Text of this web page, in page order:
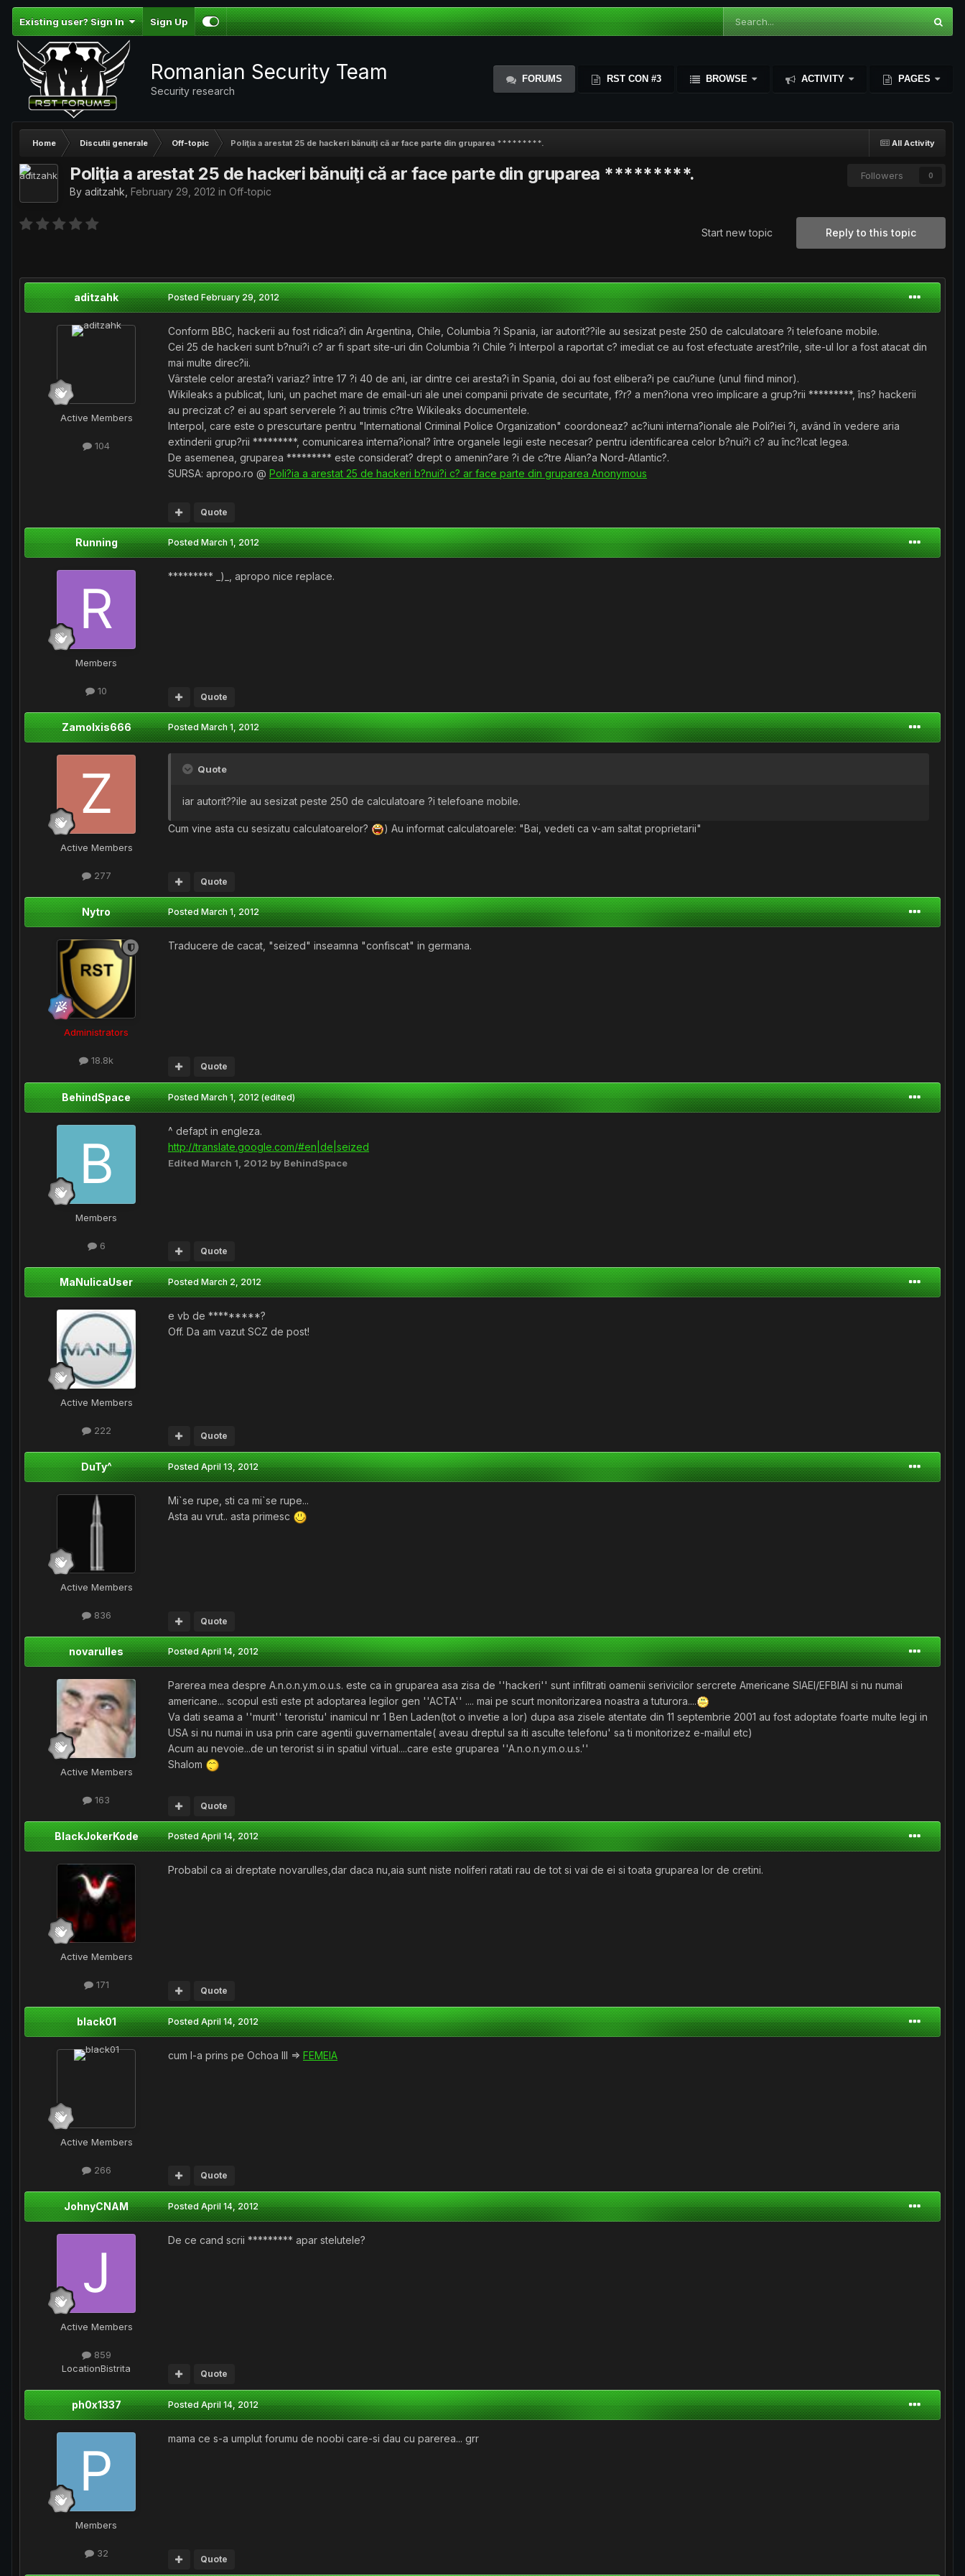
Existing user? Sign In Sign Up
Romanian Security Team
Security research
FORUMS RST CON #3 BROWSE ACTIVITY PAGES
All Activity
Home Discutii generale Off-topic Poliţia a arestat 25 de hackeri bănuiţi că ar face parte din gruparea *********.
Followers 0
Poliţia a arestat 25 de hackeri bănuiţi că ar face parte din gruparea *********.
By aditzahk February 29, 2012 in Off-topic
Reply to this topic
Start new topic
aditzahk
Active Members
104
PostedFebruary 29, 2012
Conform BBC, hackerii au fost ridica?i din Argentina, Chile, Columbia ?i Spania, iar autorit??ile au sesizat peste 250 de calculatoare ?i telefoane mobile.
Cei 25 de hackeri sunt b?nui?i c? ar fi spart site-uri din Columbia ?i Chile ?i Interpol a raportat c? imediat ce au fost efectuate arest?rile, site-ul lor a fost atacat din
mai multe direc?ii.
Vârstele celor aresta?i variaz? între 17 ?i 40 de ani, iar dintre cei aresta?i în Spania, doi au fost elibera?i pe cau?iune (unul fiind minor).
Wikileaks a publicat, luni, un pachet mare de email-uri ale unei companii private de securitate, f?r? a men?iona vreo implicare a grup?rii *********, îns? hackerii
au precizat c? ei au spart serverele ?i au trimis c?tre Wikileaks documentele.
Interpol, care este o prescurtare pentru "International Criminal Police Organization" coordoneaz? ac?iuni interna?ionale ale Poli?iei ?i, având în vedere aria
extinderii grup?rii *********, comunicarea interna?ional? între organele legii este necesar? pentru identificarea celor b?nui?i c? au înc?lcat legea.
De asemenea, gruparea ********* este considerat? drept o amenin?are ?i de c?tre Alian?a Nord-Atlantic?.
SURSA: apropo.ro @ Poli?ia a arestat 25 de hackeri b?nui?i c? ar face parte din gruparea Anonymous
Quote
Running
Members
10
PostedMarch 1, 2012
********* _)_, apropo nice replace.
Quote
Zamolxis666
Active Members
277
PostedMarch 1, 2012
Quote
iar autorit??ile au sesizat peste 250 de calculatoare ?i telefoane mobile.
Cum vine asta cu sesizatu calculatoarelor? ) Au informat calculatoarele: "Bai, vedeti ca v-am saltat proprietarii"
Quote
Nytro
Administrators
18.8k
PostedMarch 1, 2012
Traducere de cacat, "seized" inseamna "confiscat" in germana.
Quote
BehindSpace
Members
6
PostedMarch 1, 2012 (edited)
^ defapt in engleza.
http://translate.google.com/#en|de|seized
Edited March 1, 2012 by BehindSpace
Quote
MaNulicaUser
Active Members
222
PostedMarch 2, 2012
e vb de *********?
Off. Da am vazut SCZ de post!
Quote
DuTy^
Active Members
836
PostedApril 13, 2012
Mi`se rupe, sti ca mi`se rupe...
Asta au vrut.. asta primesc
Quote
novarulles
Active Members
163
PostedApril 14, 2012
Parerea mea despre A.n.o.n.y.m.o.u.s. este ca in gruparea asa zisa de ''hackeri'' sunt infiltrati oamenii serivicilor sercrete Americane SIAEI/EFBIAI si nu numai
americane... scopul esti este pt adoptarea legilor gen ''ACTA'' .... mai pe scurt monitorizarea noastra a tuturora....
Va dati seama a ''murit'' teroristu' inamicul nr 1 Ben Laden(tot o invetie a lor) dupa asa zisele atentate din 11 septembrie 2001 au fost adoptate foarte multe legi in
USA si nu numai in usa prin care agentii guvernamentale( aveau dreptul sa iti asculte telefonu' sa ti monitorizez e-mailul etc)
Acum au nevoie...de un terorist si in spatiul virtual....care este gruparea ''A.n.o.n.y.m.o.u.s.''
Shalom
Quote
BlackJokerKode
Active Members
171
PostedApril 14, 2012
Probabil ca ai dreptate novarulles,dar daca nu,aia sunt niste noliferi ratati rau de tot si vai de ei si toata gruparea lor de cretini.
Quote
black01
Active Members
266
PostedApril 14, 2012
cum l-a prins pe Ochoa III => FEMEIA
Quote
JohnyCNAM
Active Members
859
LocationBistrita
PostedApril 14, 2012
De ce cand scrii ********* apar stelutele?
Quote
ph0x1337
Members
32
PostedApril 14, 2012
mama ce s-a umplut forumu de noobi care-si dau cu parerea... grr
Quote